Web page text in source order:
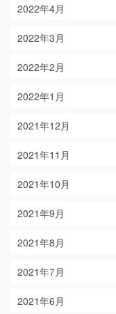
2022年4月
2022年3月
2022年2月
2022年1月
2021年12月
2021年11月
2021年10月
2021年9月
2021年8月
2021年7月
2021年6月